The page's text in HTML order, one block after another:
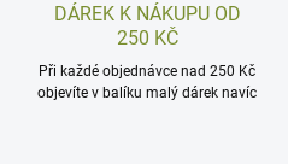
DÁREK K NÁKUPU OD
250 KČ
Při každé objednávce nad 250 Kč
objevíte v balíku malý dárek navíc